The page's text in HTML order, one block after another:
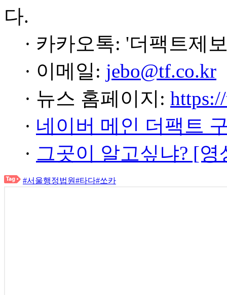
다.
· 카카오톡: '더팩트제
· 이메일: jebo@tf.co.kr
· 뉴스 홈페이지:
· 네이버 메인 더팩트
· 그곳이 알고싶냐? [
#서울행정법원#타다#쏘카